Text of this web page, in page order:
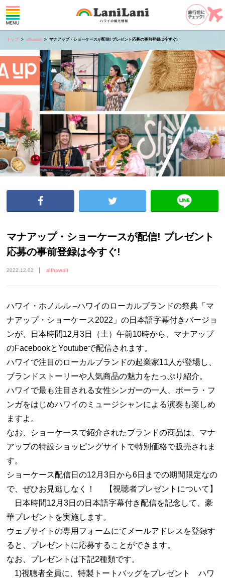
トップ allhawaii マナアップ・ショーケースが配信! プレゼント応募の事前登録は今すぐ!
マナアップ・ショーケースが配信! プレゼント
応募の事前登録は今すぐ!
2022.12.02 allhawaii
ハワイ・ホノルル –ハワイのローカルブランドの祭典「マ
ナアップ・ショーケース2022」の日本語字幕付きバージョ
ンが、日本時間12月3日（土）午前10時から、マナアップ
のFacebookとYoutubeで配信されます。
ハワイで注目のローカルブランドの起業家11人が登場し、
ブランドストーリーや人気商品の魅力をたっぷり紹介。
ハワイで最も注目される女性シンガーの一人、ポーラ・フ
ンガをはじめハワイのミュージシャンによる演奏も楽しめ
ますよ。
なお、ショーケースで紹介されたブランドの商品は、マナ
アップの特設ショッピングサイトで特別価格で販売されま
す。
ショーケース配信日の12月3日から6日までの期間限定なの
で、ぜひお見逃しなく！ 【視聴者プレゼントについて】
日本時間12月3日の日本語字幕付き配信を記念して、豪
華プレゼントを実施します。
ウェブサイトの専用フォームにてメールアドレスを登録す
ると、プレゼントに応募することができます。
なお、プレゼントは下記2種類です。
1)視聴者全員に、特製トートバッグをプレゼント ハワ